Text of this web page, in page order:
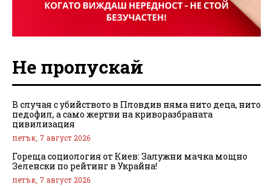
Не пропускай
В случая с убийството в Пловдив няма нито деца, нито
педофил, а само жертви на криворазбраната
цивилизация
петък, 7 август 2026
Гореща социология от Киев: Залужни мачка мощно
Зеленски по рейтинг в Украйна!
петък, 7 август 2026